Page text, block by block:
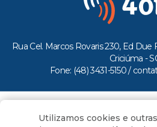
Rua Cel. Marcos Rovaris 230, Ed Due
Criciúma -
Fone: (48) 3431-5150 /
Todos os direitos
Utilizamos cookies e